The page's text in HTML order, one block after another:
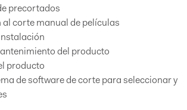
precortados
al corte manual de películas
instalación
del producto
producto
de software de corte para seleccionar y